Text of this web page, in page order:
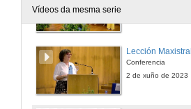
Vídeos da mesma serie
Lección Maxistral
Conferencia
2 de xuño de 2023